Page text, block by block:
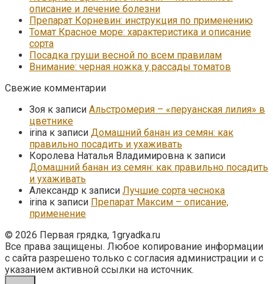
описание и лечение болезни
Препарат Корневин: инструкция по применению
Томат Красное море: характеристика и описание
сорта
Посадка груши весной по всем правилам
Внимание: черная ножка у рассады томатов
Свежие комментарии
Зоя к записи Альстромерия – «перуанская лилия» в
цветнике
irina к записи Домашний банан из семян: как
правильно посадить и ухаживать
Королева Наталья Владимировна к записи
Домашний банан из семян: как правильно посадить
и ухаживать
Александр к записи Лучшие сорта чеснока
irina к записи Препарат Максим – описание,
применение
© 2026 Первая грядка, 1gryadka.ru
Все права защищены. Любое копирование информации
с сайта разрешено только с согласия администрации и с
указанием активной ссылки на источник.